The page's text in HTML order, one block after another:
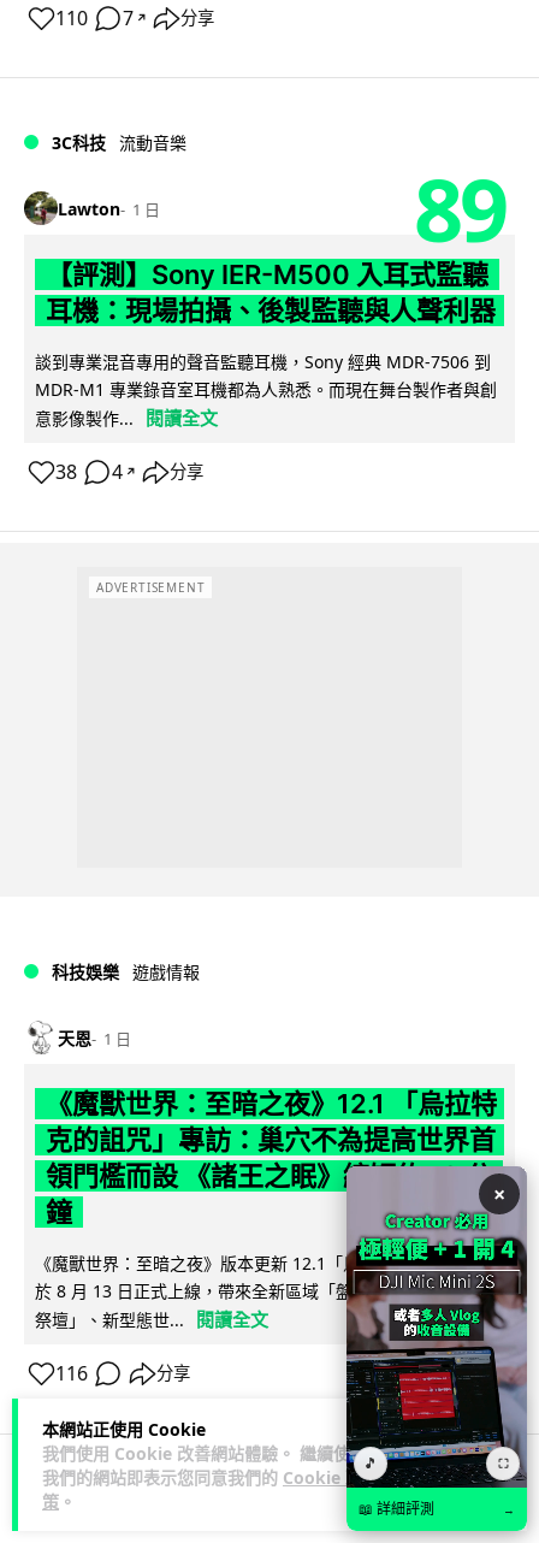
本網站正使用 Cookie
我們使用 Cookie 改善網站體驗。 繼續使用
我們的網站即表示您同意我們的 Cookie 政
策 。
110 7 ↗ 分享
3C科技 流動音樂
Lawton 1 日 89
【評測】Sony IER-M500 入耳式監聽
耳機：現場拍攝、後製監聽與人聲利器
談到專業混音專用的聲音監聽耳機，Sony 經典 MDR-7506 到
MDR-M1 專業錄音室耳機都為人熟悉。而現在舞台製作者與創
意影像製作...
閱讀全文
38 4 ↗ 分享
ADVERTISEMENT
科技娛樂 遊戲情報
天恩 1 日
《魔獸世界：至暗之夜》12.1 「烏拉特
克的詛咒」專訪：巢穴不為提高世界首
領門檻而設 《諸王之眠》縮短約 10 分
鐘
《魔獸世界：至暗之夜》版本更新 12.1「烏拉特克的詛咒」將
於 8 月 13 日正式上線，帶來全新區域「盤蛇島」、地城「毒牙
祭壇」、新型態世...
閱讀全文
116 分享
科技娛樂
×
🎵 ⛶
📖 詳細評測 →